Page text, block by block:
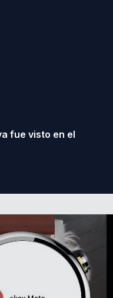
fue visto en el